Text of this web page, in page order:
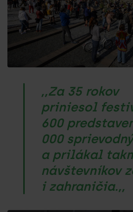
,,Za 35 rokov
priniesol
600
000
a prilákal
návštevníkov
i zahraničia.,,